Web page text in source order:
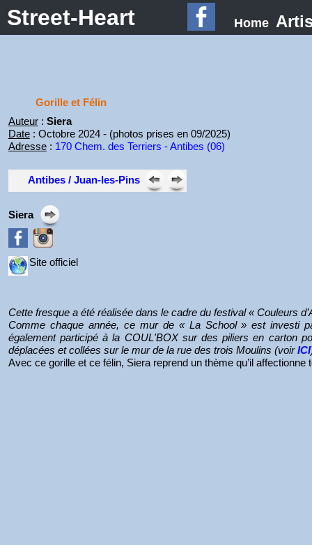
Street-Heart Home
Gorille et Félin
Auteur: Siera
Date: Octobre 2024 - (photos prises en 09/2025)
Adresse: 170 Chem. des Terriers - Antibes (06)
Antibes / Juan-les-Pins
Siera
Site officiel
Cette fresque a été réalisée dans le cadre du festival « Couleurs
Comme chaque année, ce mur de « La School » est investi
également participé à la COUL'BOX sur des piliers en carton
déplacées et collées sur le mur de la rue des trois Moulins (voirICI
Avec ce gorille et ce félin, Siera reprend un thème qu’il